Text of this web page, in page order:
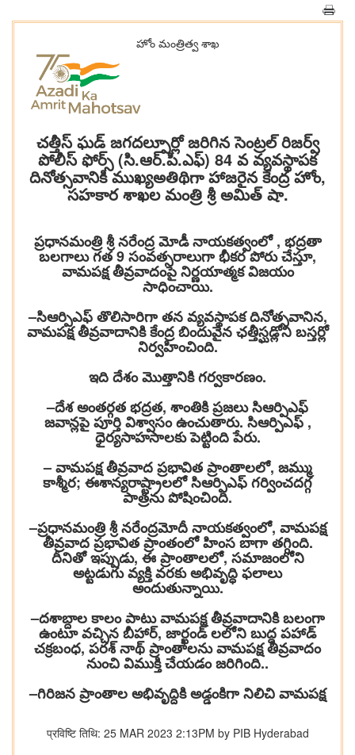
హోం మంత్రిత్వ శాఖ
చత్తీస్ ఘడ్ జగదల్పూర్లో జరిగిన సెంట్రల్ రిజర్వ్
పోలీస్ ఫోర్స్ (సి.ఆర్.పి.ఎఫ్) 84 వ వ్యవస్థాపక
దినోత్సవానికి ముఖ్యఅతిథిగా హాజరైన కేంద్ర హోం,
సహకార శాఖల మంత్రి శ్రీ అమిత్ షా.
ప్రధానమంత్రి శ్రీ నరేంద్ర మోడీ నాయకత్వంలో , భద్రతా
బలగాలు గత 9 సంవత్సరాలుగా భీకర పోరు చేస్తూ,
వామపక్ష తీవ్రవాదంపై నిర్ణయాత్మక విజయం
సాధించాయి.
–సిఆర్పిఎఫ్ తొలిసారిగా తన వ్యవస్థాపక దినోత్సవానిన,
వామపక్ష తీవ్రవాదానికి కేంద్ర బిందువైన ఛత్తీస్ఘడ్లోని బస్తర్లో
నిర్వహించింది.
ఇది దేశం మొత్తానికి గర్వకారణం.
–దేశ అంతర్గత భద్రత, శాంతికి ప్రజలు సిఆర్పిఎఫ్
జవాన్లపై పూర్తి విశ్వాసం ఉంచుతారు. సిఆర్పిఎఫ్ ,
ధైర్యసాహసాలకు పెట్టింది పేరు.
– వామపక్ష తీవ్రవాద ప్రభావిత ప్రాంతాలలో, జమ్ము
కాశ్మీర; ఈశాన్యరాష్ట్రాలలో సిఆర్పిఎఫ్ గర్వించదగ్గ
పాత్రను పోషించింది.
–ప్రధానమంత్రి శ్రీ నరేంద్రమోదీ నాయకత్వంలో, వామపక్ష
తీవ్రవాద ప్రభావిత ప్రాంతంలో హింస బాగా తగ్గింది.
దీనితో ఇప్పుడు, ఈ ప్రాంతాలలో, సమాజంలోని
అట్టడుగు వ్యక్తి వరకు అభివృద్ధి ఫలాలు
అందుతున్నాయి.
–దశాబ్దాల కాలం పాటు వామపక్ష తీవ్రవాదానికి బలంగా
ఉంటూ వచ్చిన బీహార్, జార్ఖండ్ లలోని బుద్ధ పహాడ్
చక్రబంధ, పరశ్ నాథ్ ప్రాంతాలను వామపక్ష తీవ్రవాదం
నుంచి విముక్తి చేయడం జరిగింది..
–గిరిజన ప్రాంతాల అభివృద్దికి అడ్డంకిగా నిలిచి వామపక్ష
प्रविष्टि तिथि: 25 MAR 2023 2:13PM by PIB Hyderabad